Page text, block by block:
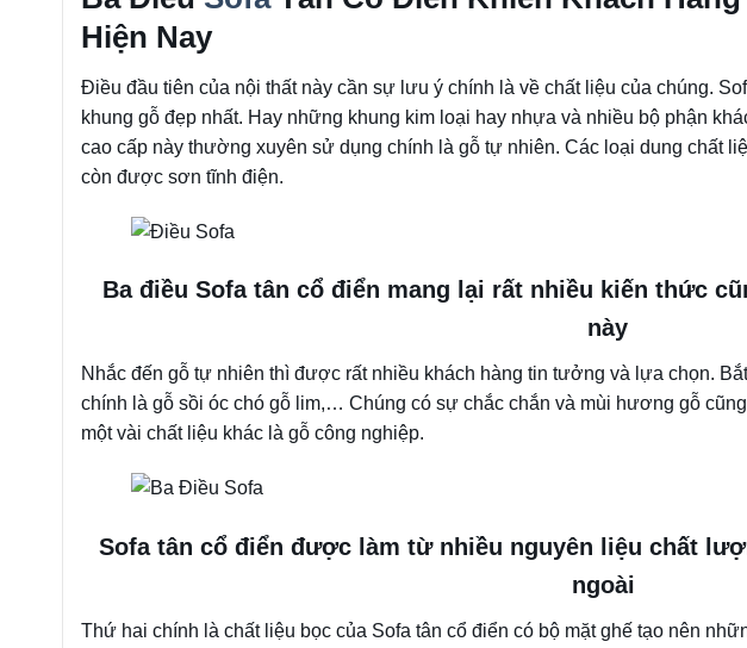
Hiện Nay
Điều đầu tiên của nội thất này cần sự lưu ý chính là về chất liệu của chúng.
khung gỗ đẹp nhất. Hay những khung kim loại hay nhựa và nhiều bộ phận
cao cấp này thường xuyên sử dụng chính là gỗ tự nhiên. Các loại dung chất
còn được sơn tĩnh điện.
Ba điều Sofa tân cổ điển mang lại rất nhiều kiến thức
này
Nhắc đến gỗ tự nhiên thì được rất nhiều khách hàng tin tưởng và lựa chọn.
chính là gỗ sồi óc chó gỗ lim,… Chúng có sự chắc chắn và mùi hương gỗ
một vài chất liệu khác là gỗ công nghiệp.
Sofa tân cổ điển được làm từ nhiều nguyên liệu chất
ngoài
Thứ hai chính là chất liệu bọc của Sofa tân cổ điển có bộ mặt ghế tạo nên